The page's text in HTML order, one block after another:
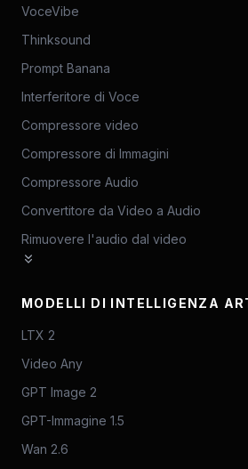
VoceVibe
Thinksound
Prompt Banana
Interferitore di Voce
Compressore video
Compressore di Immagini
Compressore Audio
Convertitore da Video a Audio
Rimuovere l'audio dal video
MODELLI DI INTELLIGENZA
LTX 2
Video Any
GPT Image 2
GPT-Immagine 1.5
Wan 2.6